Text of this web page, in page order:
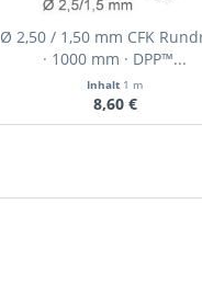
Ø 2,50 / 1,50 mm CFK
· 1000 mm · DPP™...
Inhalt 1 m
8,60 €